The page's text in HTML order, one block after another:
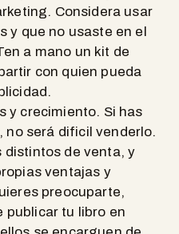
Considera usar
y que no usaste en el
a mano un kit de
con quien pueda
y crecimiento. Si has
no será dificil venderlo.
distintos de venta, y
ventajas y
preocuparte,
publicar tu libro en